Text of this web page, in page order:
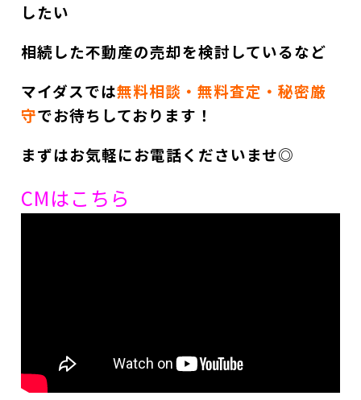
したい
相続した不動産の売却を検討しているなど
マイダスでは無料相談・無料査定・秘密厳
守でお待ちしております！
まずはお気軽にお電話くださいませ◎
CMはこちら